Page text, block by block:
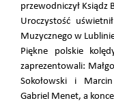
przewodniczył Ksiądz
Uroczystość
Muzycznego w
Piękne polskie
zaprezentowali:
Sokołowski i
Gabriel Menet, a